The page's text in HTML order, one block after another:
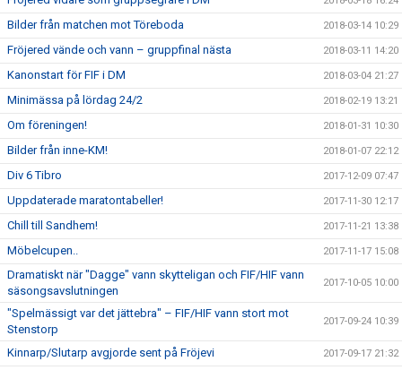
Bilder från matchen mot Töreboda 2018-03-14 10:29
Fröjered vände och vann – gruppfinal nästa 2018-03-11 14:20
Kanonstart för FIF i DM 2018-03-04 21:27
Minimässa på lördag 24/2 2018-02-19 13:21
Om föreningen! 2018-01-31 10:30
Bilder från inne-KM! 2018-01-07 22:12
Div 6 Tibro 2017-12-09 07:47
Uppdaterade maratontabeller! 2017-11-30 12:17
Chill till Sandhem! 2017-11-21 13:38
Möbelcupen.. 2017-11-17 15:08
Dramatiskt när "Dagge" vann skytteligan och FIF/HIF vann
säsongsavslutningen
2017-10-05 10:00
"Spelmässigt var det jättebra" – FIF/HIF vann stort mot
Stenstorp
2017-09-24 10:39
Kinnarp/Slutarp avgjorde sent på Fröjevi 2017-09-17 21:32